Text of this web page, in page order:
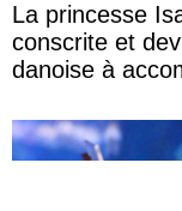
La princesse
conscrite et
danoise à